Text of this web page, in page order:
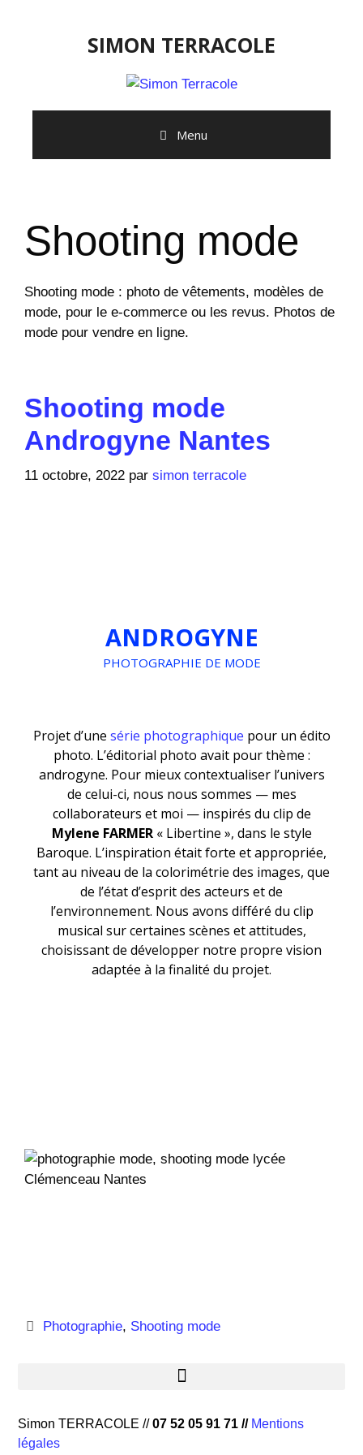
SIMON TERRACOLE
Menu
Shooting mode
Shooting mode : photo de vêtements, modèles de
mode, pour le e-commerce ou les revus. Photos de
mode pour vendre en ligne.
Shooting mode
Androgyne Nantes
11 octobre, 2022 par simon terracole
ANDROGYNE
PHOTOGRAPHIE DE MODE
Projet d’une série photographique pour un édito
photo. L’éditorial photo avait pour thème :
androgyne. Pour mieux contextualiser l’univers
de celui-ci, nous nous sommes — mes
collaborateurs et moi — inspirés du clip de
Mylene FARMER« Libertine », dans le style
Baroque. L’inspiration était forte et appropriée,
tant au niveau de la colorimétrie des images, que
de l’état d’esprit des acteurs et de
l’environnement. Nous avons différé du clip
musical sur certaines scènes et attitudes,
choisissant de développer notre propre vision
adaptée à la finalité du projet.
Photographie, Shooting mode
Simon TERRACOLE //07 52 05 91 71 // Mentions
légales